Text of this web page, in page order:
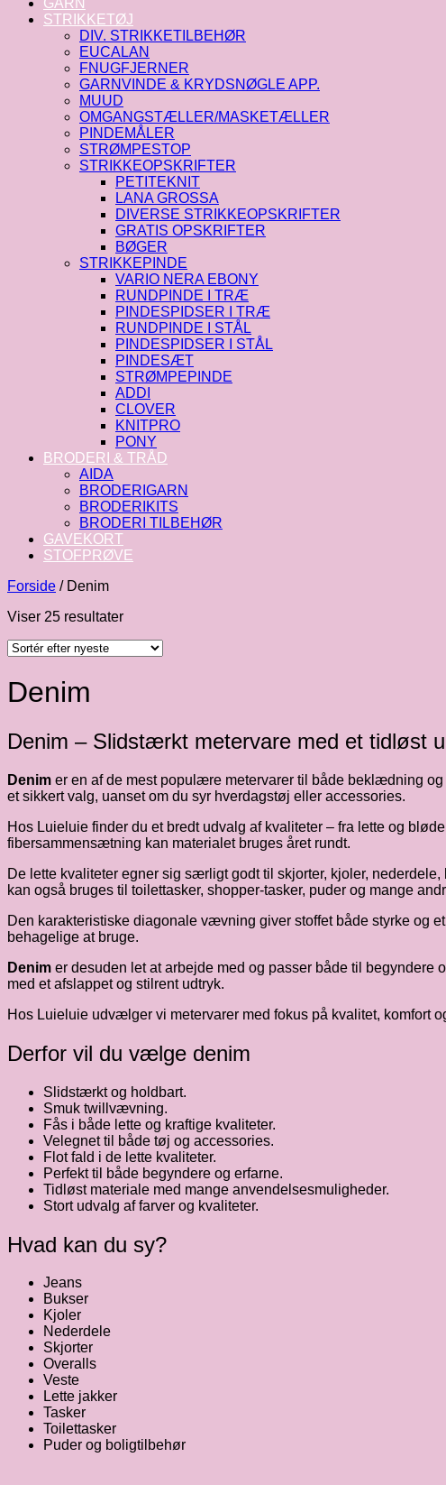
GARN
STRIKKETØJ
DIV. STRIKKETILBEHØR
EUCALAN
FNUGFJERNER
GARNVINDE & KRYDSNØGLE APP.
MUUD
OMGANGSTÆLLER/MASKETÆLLER
PINDEMÅLER
STRØMPESTOP
STRIKKEOPSKRIFTER
PETITEKNIT
LANA GROSSA
DIVERSE STRIKKEOPSKRIFTER
GRATIS OPSKRIFTER
BØGER
STRIKKEPINDE
VARIO NERA EBONY
RUNDPINDE I TRÆ
PINDESPIDSER I TRÆ
RUNDPINDE I STÅL
PINDESPIDSER I STÅL
PINDESÆT
STRØMPEPINDE
ADDI
CLOVER
KNITPRO
PONY
BRODERI & TRÅD
AIDA
BRODERIGARN
BRODERIKITS
BRODERI TILBEHØR
GAVEKORT
STOFPRØVE
Forside /Denim
Viser 25 resultaterSorteret
seneste
Denim
Denim – Slidstærkt metervare med et tidløst
Denim er en af de mest populære metervarer til både beklædning
et sikkert valg, uanset om du syr hverdagstøj eller accessories.
Hos Luieluie finder du et bredt udvalg af kvaliteter – fra lette og
fibersammensætning kan materialet bruges året rundt.
De lette kvaliteter egner sig særligt godt til skjorter, kjoler,
kan også bruges til toilettasker, shopper-tasker, puder og mange
Den karakteristiske diagonale vævning giver stoffet både styrke og
behagelige at bruge.
Denim er desuden let at arbejde med og passer både til begyndere
med et afslappet og stilrent udtryk.
Hos Luieluie udvælger vi metervarer med fokus på kvalitet, komfort
Derfor vil du vælge denim
Slidstærkt og holdbart.
Smuk twillvævning.
Fås i både lette og kraftige kvaliteter.
Velegnet til både tøj og accessories.
Flot fald i de lette kvaliteter.
Perfekt til både begyndere og erfarne.
Tidløst materiale med mange anvendelsesmuligheder.
Stort udvalg af farver og kvaliteter.
Hvad kan du sy?
Jeans
Bukser
Kjoler
Nederdele
Skjorter
Overalls
Veste
Lette jakker
Tasker
Toilettasker
Puder og boligtilbehør